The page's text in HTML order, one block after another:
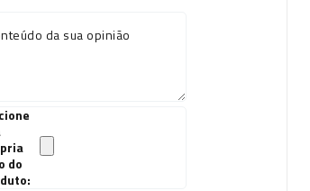
da sua opinião
do